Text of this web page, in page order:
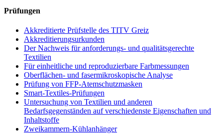
Prüfungen
Akkreditierte Prüfstelle des TITV Greiz
Akkreditierungsurkunden
Der Nachweis für anforderungs- und qualitätsgerechte
Textilien
Für einheitliche und reproduzierbare Farbmessungen
Oberflächen- und fasermikroskopische Analyse
Prüfung von FFP-Atemschutzmasken
Smart-Textiles-Prüfungen
Untersuchung von Textilien und anderen
Bedarfsgegenständen auf verschiedenste Eigenschaften und
Inhaltstoffe
Zweikammern-Kühlanhänger